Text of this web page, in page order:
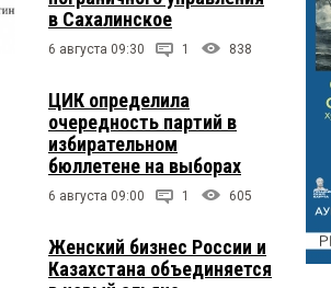
в Сахалинское
6 августа 09:30 1 838
ЦИК определила
очередность партий в
избирательном
бюллетене на выборах
6 августа 09:00 1 605
Женский бизнес России и
Казахстана объединяется